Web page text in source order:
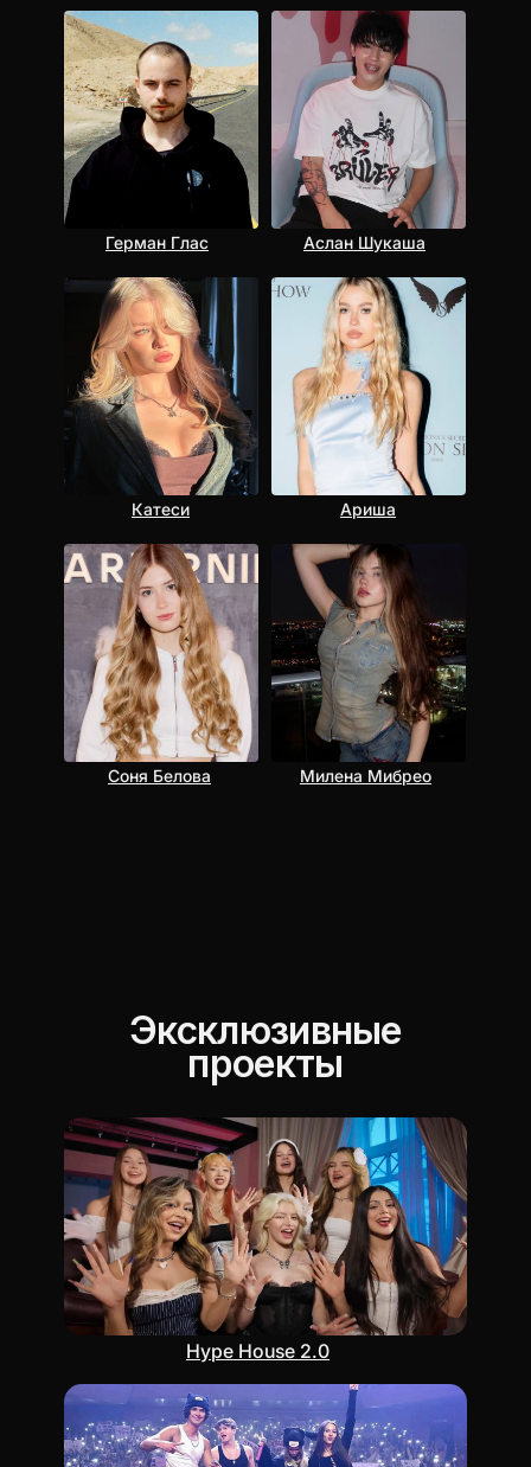
Герман Глас Аслан Шукаша
Ариша
Катеси
Соня Белова Милена Мибрео
Эксклюзивные
проекты
Hype House 2.0